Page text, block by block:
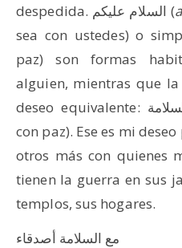
despedida. السلام عليكم (
paz) son formas
alguien, mientras que
con paz). Ese es mi
otros más con quienes
tienen la guerra en sus
templos, sus hogares.
مع السلامة أصدقاء